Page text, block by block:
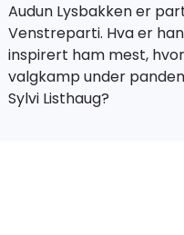
Audun Lysbakken er
Venstreparti. Hva er
inspirert ham mest,
valgkamp under
Sylvi Listhaug?